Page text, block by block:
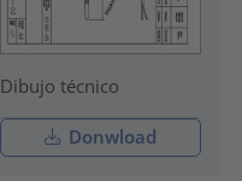
Dibujo técnico
Donwload